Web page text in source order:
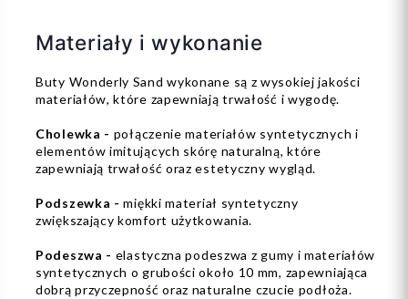
Materiały i wykonanie
Buty Wonderly Sand wykonane są z wysokiej jakości
materiałów, które zapewniają trwałość i wygodę.
Cholewka - połączenie materiałów syntetycznych i
elementów imitujących skórę naturalną, które
zapewniają trwałość oraz estetyczny wygląd.
Podszewka -miękki materiał syntetyczny
zwiększający komfort użytkowania.
Podeszwa - elastyczna podeszwa z gumy i materiałów
syntetycznych o grubości około 10 mm, zapewniająca
dobrą przyczepność oraz naturalne czucie podłoża.